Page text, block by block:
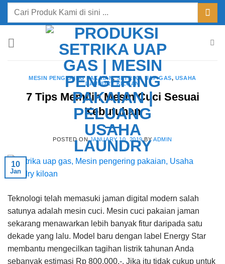
SkipSearch
MESIN PENGERING PAKAIAN,SETRIKA UAP GAS, USAHA
LAUNDRY KILOAN
7 Tips Memilih Mesin Cuci Sesuai
Kebutuhan
POSTED ONJANUARY 10, 2019 BY ADMIN
10
Jan
Teknologi telah memasuki jaman digital modern salah
satunya adalah mesin cuci. Mesin cuci pakaian jaman
sekarang menawarkan lebih banyak fitur daripada satu
dekade yang lalu. Model baru dengan label Energy Star
membantu mengecilkan tagihan listrik tahunan Anda
sebanyak estimasi Rp 800.000,-. Jika itu tidak cukup untuk